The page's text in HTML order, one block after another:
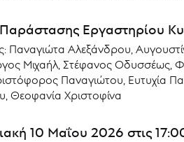
Εργαστηρίου
Παναγιώτα Αλεξάνδρου,
Μιχαήλ, Στέφανος Οδυσσέως,
Παναγιώτου, Ευτυχία
Θεοφανία Χριστοφίνα
10 Μαΐου 2026 στις